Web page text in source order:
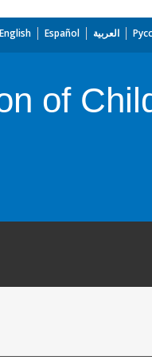
English Español العربية
of